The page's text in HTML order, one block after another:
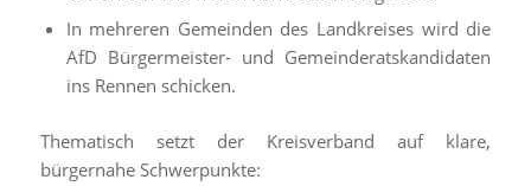
In mehreren Gemeinden des Landkreises wird die
AfD Bürgermeister- und Gemeinderatskandidaten
ins Rennen schicken.
Thematisch setzt der Kreisverband auf klare,
bürgernahe Schwerpunkte: